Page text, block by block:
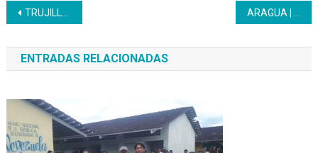
Navegación
de
entradas
TRUJILLO | Serigrafía se apunta otro éxito virtual
ENTRADAS RELACIONADAS